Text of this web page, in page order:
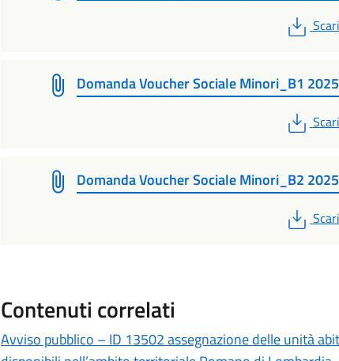
PDF
Domanda Voucher Sociale Minori_B1 2025
PDF
Domanda Voucher Sociale Minori_B2 2025
PDF
Contenuti correlati
Avviso pubblico – ID 13502 assegnazione delle unità